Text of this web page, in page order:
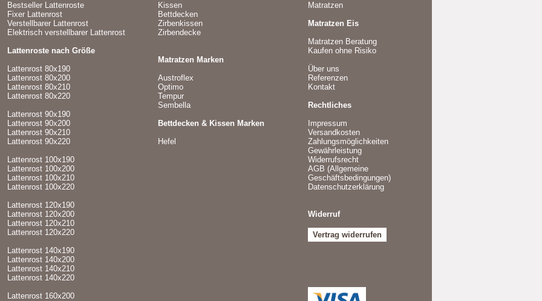
Bestseller Lattenroste
Fixer Lattenrost
Verstellbarer Lattenrost
Elektrisch verstellbarer Lattenrost
Lattenroste nach Größe
Lattenrost 80x190
Lattenrost 80x200
Lattenrost 80x210
Lattenrost 80x220
Lattenrost 90x190
Lattenrost 90x200
Lattenrost 90x210
Lattenrost 90x220
Lattenrost 100x190
Lattenrost 100x200
Lattenrost 100x210
Lattenrost 100x220
Lattenrost 120x190
Lattenrost 120x200
Lattenrost 120x210
Lattenrost 120x220
Lattenrost 140x190
Lattenrost 140x200
Lattenrost 140x210
Lattenrost 140x220
Lattenrost 160x200
Kissen
Bettdecken
Zirbenkissen
Zirbendecke
Matratzen Marken
Austroflex
Optimo
Tempur
Sembella
Bettdecken & Kissen Marken
Hefel
Matratzen
Matratzen Eis
Matratzen Beratung
Kaufen ohne Risiko
Über uns
Referenzen
Kontakt
Rechtliches
Impressum
Versandkosten
Zahlungsmöglichkeiten
Gewährleistung
Widerrufsrecht
AGB (Allgemeine
Geschäftsbedingungen)
Datenschutzerklärung
Widerruf
Vertrag widerrufen